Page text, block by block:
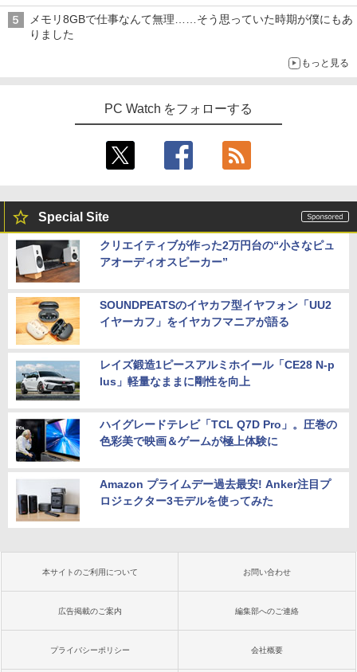
メモリ8GBで仕事なんて無理……そう思っていた時期が僕にもあ
りました
もっと見る
PC Watch をフォローする
Special Site
クリエイティブが作った2万円台の“小さなピュ
アオーディオスピーカー”
SOUNDPEATSのイヤカフ型イヤフォン「UU2
イヤーカフ」をイヤカフマニアが語る
レイズ鍛造1ピースアルミホイール「CE28 N-p
lus」軽量なままに剛性を向上
ハイグレードテレビ「TCL Q7D Pro」。圧巻の
色彩美で映画＆ゲームが極上体験に
Amazon プライムデー過去最安! Anker注目プ
ロジェクター3モデルを使ってみた
本サイトのご利用について お問い合わせ
広告掲載のご案内 編集部へのご連絡
プライバシーポリシー 会社概要